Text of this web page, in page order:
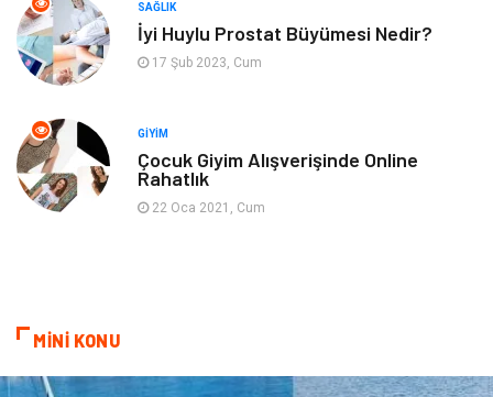
Cam
Sigorta Spor Malzemeleri
Bebek Giyim
Kına Gecesi
SAĞLIK
İyi Huylu Prostat Büyümesi Nedir?
17 Şub 2023, Cum
GIYIM
Çocuk Giyim Alışverişinde Online
Rahatlık
22 Oca 2021, Cum
MİNİ KONU